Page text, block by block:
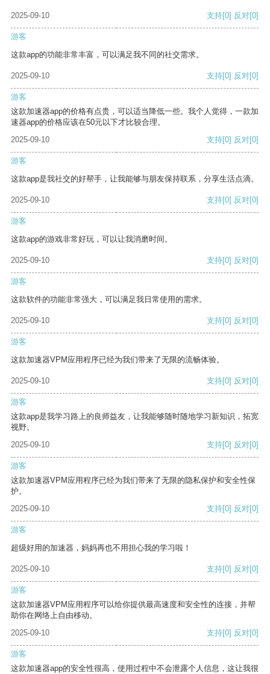
2025-09-10 支持[0] 反对[0]
游客
这款app的功能非常丰富，可以满足我不同的社交需求。
2025-09-10 支持[0] 反对[0]
游客
这款加速器app的价格有点贵，可以适当降低一些。我个人觉得，一款加
速器app的价格应该在50元以下才比较合理。
2025-09-10
支持[0] 反对[0]
游客
这款app是我社交的好帮手，让我能够与朋友保持联系，分享生活点滴。
2025-09-10 支持[0] 反对[0]
游客
这款app的游戏非常好玩，可以让我消磨时间。
2025-09-10 支持[0] 反对[0]
游客
这款软件的功能非常强大，可以满足我日常使用的需求。
2025-09-10 支持[0] 反对[0]
游客
这款加速器VPM应用程序已经为我们带来了无限的流畅体验。
2025-09-10 支持[0] 反对[0]
游客
这款app是我学习路上的良师益友，让我能够随时随地学习新知识，拓宽
视野。
2025-09-10
支持[0] 反对[0]
游客
这款加速器VPM应用程序已经为我们带来了无限的隐私保护和安全性保
护。
2025-09-10
支持[0] 反对[0]
游客
超级好用的加速器，妈妈再也不用担心我的学习啦！
2025-09-10 支持[0] 反对[0]
游客
这款加速器VPM应用程序可以给你提供最高速度和安全性的连接，并帮
助你在网络上自由移动。
2025-09-10
支持[0] 反对[0]
游客
这款加速器app的安全性很高，使用过程中不会泄露个人信息，这让我很